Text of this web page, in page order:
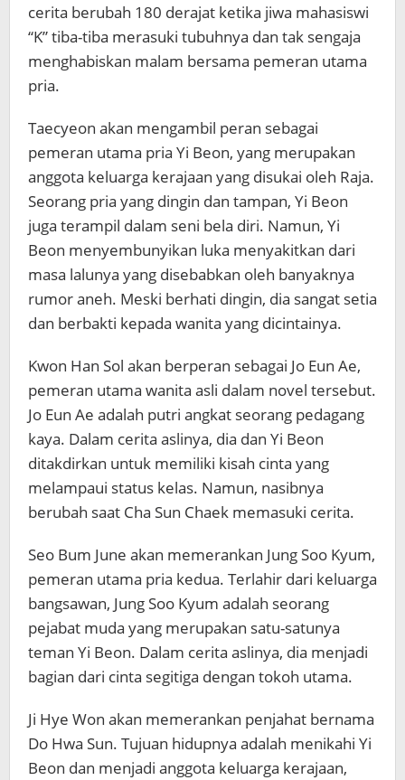
cerita berubah 180 derajat ketika jiwa mahasiswi
“K” tiba-tiba merasuki tubuhnya dan tak sengaja
menghabiskan malam bersama pemeran utama
pria.
Taecyeon akan mengambil peran sebagai
pemeran utama pria Yi Beon, yang merupakan
anggota keluarga kerajaan yang disukai oleh Raja.
Seorang pria yang dingin dan tampan, Yi Beon
juga terampil dalam seni bela diri. Namun, Yi
Beon menyembunyikan luka menyakitkan dari
masa lalunya yang disebabkan oleh banyaknya
rumor aneh. Meski berhati dingin, dia sangat setia
dan berbakti kepada wanita yang dicintainya.
Kwon Han Sol akan berperan sebagai Jo Eun Ae,
pemeran utama wanita asli dalam novel tersebut.
Jo Eun Ae adalah putri angkat seorang pedagang
kaya. Dalam cerita aslinya, dia dan Yi Beon
ditakdirkan untuk memiliki kisah cinta yang
melampaui status kelas. Namun, nasibnya
berubah saat Cha Sun Chaek memasuki cerita.
Seo Bum June akan memerankan Jung Soo Kyum,
pemeran utama pria kedua. Terlahir dari keluarga
bangsawan, Jung Soo Kyum adalah seorang
pejabat muda yang merupakan satu-satunya
teman Yi Beon. Dalam cerita aslinya, dia menjadi
bagian dari cinta segitiga dengan tokoh utama.
Ji Hye Won akan memerankan penjahat bernama
Do Hwa Sun. Tujuan hidupnya adalah menikahi Yi
Beon dan menjadi anggota keluarga kerajaan,